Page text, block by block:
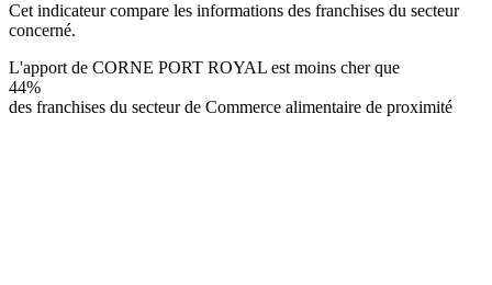
Cet indicateur compare les informations des franchises du secteur
concerné.
L'apport de CORNE PORT ROYAL est moins cher que
44%
des franchises du secteur de Commerce alimentaire de proximité